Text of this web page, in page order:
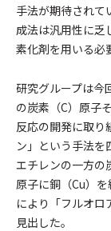
手法が期待されて
成法は汎用性に乏
素化剤を用いる必
研究グループは今
の炭素（C）原子
反応の開発に取り
ン」という手法
エチレンの一方の
原子に銅（Cu）を
により「フルオロ
見出した。